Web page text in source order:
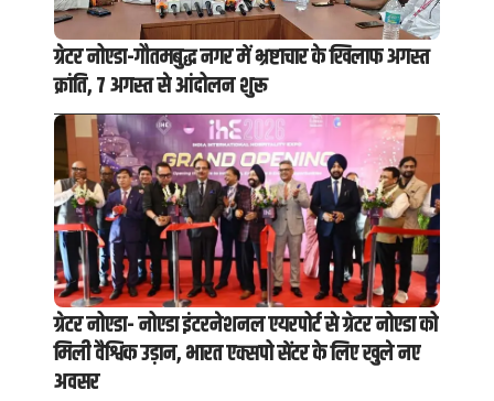
ग्रेटर नोएडा-गौतमबुद्ध नगर में भ्रष्टाचार के खिलाफ अगस्त
क्रांति, 7 अगस्त से आंदोलन शुरू
ग्रेटर नोएडा- नोएडा इंटरनेशनल एयरपोर्ट से ग्रेटर नोएडा को
मिली वैश्विक उड़ान, भारत एक्सपो सेंटर के लिए खुले नए
अवसर